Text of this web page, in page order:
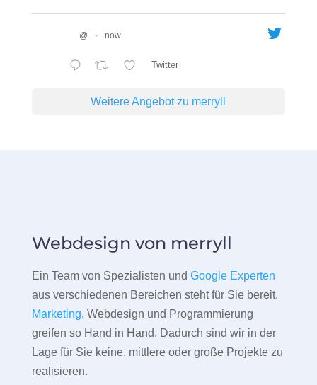
@ · now
Twitter
Weitere Angebot zu merryll
Webdesign von merryll
Ein Team von Spezialisten und Google Experten
aus verschiedenen Bereichen steht für Sie bereit.
Marketing, Webdesign und Programmierung
greifen so Hand in Hand. Dadurch sind wir in der
Lage für Sie keine, mittlere oder große Projekte zu
realisieren.